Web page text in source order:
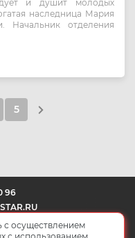
и душит молодых
наследница Мария
Начальник отделения
5
96
с осуществлением
с использованием